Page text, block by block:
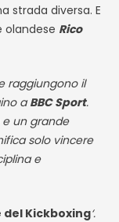
strada diversa. E
olandese Rico
raggiungono il
aBBC Sport.
e un grande
solo vincere
e
del Kickboxing‘.